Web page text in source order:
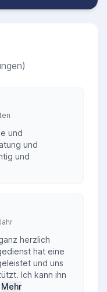
und
und
und
herzlich
hat eine
und uns
Ich kann ihn
Mehr